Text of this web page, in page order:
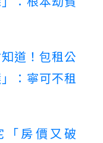
道！包租公
：寧可不租
房價又破